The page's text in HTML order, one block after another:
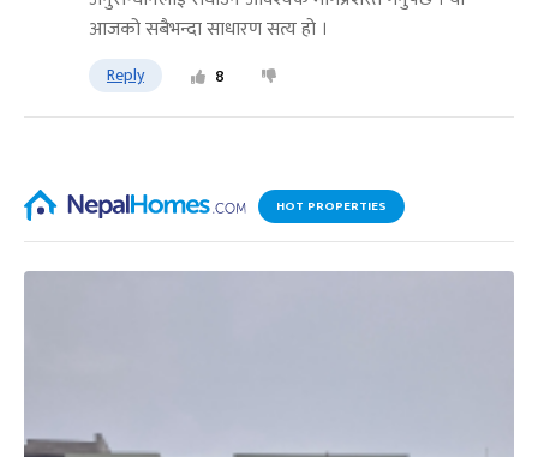
आजको सबैभन्दा साधारण सत्य हो ।
Reply 8
HOT PROPERTIES